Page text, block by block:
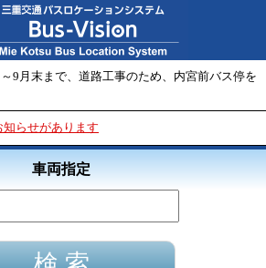
～9月末まで、道路工事のため、内宮前バス停を
らせがあります
車両指定